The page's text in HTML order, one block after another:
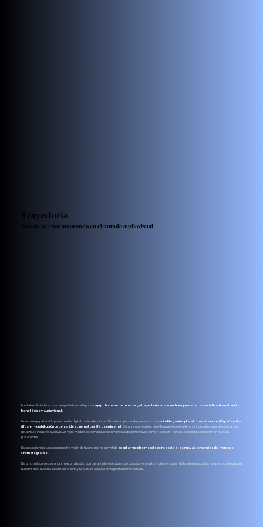
Trayectoria
Más de 30 años innovando en el mundo audiovisual
Mediatres Estudio es una compañía formada por unequipo humano con una larga trayectoria en el mundo empresarial, especializado en el sector
tecnológico y audiovisual.
Nuestro equipo ha sido pionero en la digitalización del cine en España, impulsando proyectos comocineMagazine, plataforma pionera en España en la
difusión y distribución de contenidos cinematográficos en Internet. Durante nueve años, cineMagazine fue el referente indiscutible para los amantes
del cine, la industria audiovisual y los medios de comunicación. Empresas de primer nivel como Microsoft, Yahoo y Telefónica confiaron en nuestra
plataforma.
Esta experiencia, junto con nuestra visión de futuro, nos ha permitido adaptar nuestro modelo de negocio a las nuevas tendencias del mercado
cinematográfico.
De un crisol, con este conocimiento, la fusión con las anteriores etapas que contribuyeron a la implementación de la informática, las nuevas tecnologías en
nuestro país, nuestra pasión por el cine y la cultura asiática emerge Mediatres Estudio.